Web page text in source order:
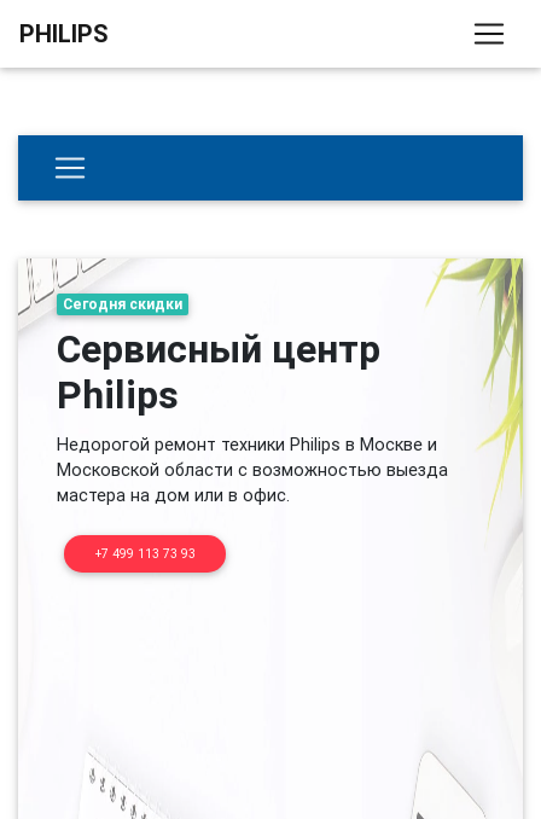
PHILIPS
Сегодня скидки
Сервисный центр
Philips
Недорогой ремонт техники Philips в Москве и
Московской области с возможностью выезда
мастера на дом или в офис.
+7 499 113 73 93